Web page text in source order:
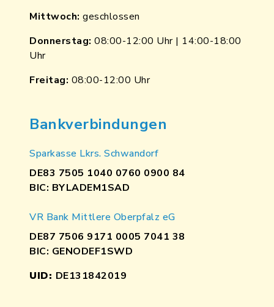
Mittwoch: geschlossen
Donnerstag: 08:00-12:00 Uhr | 14:00-18:00
Uhr
Freitag: 08:00-12:00 Uhr
Bankverbindungen
Sparkasse Lkrs. Schwandorf
DE83 7505 1040 0760 0900 84
BIC: BYLADEM1SAD
VR Bank Mittlere Oberpfalz eG
DE87 7506 9171 0005 7041 38
BIC: GENODEF1SWD
UID: DE131842019